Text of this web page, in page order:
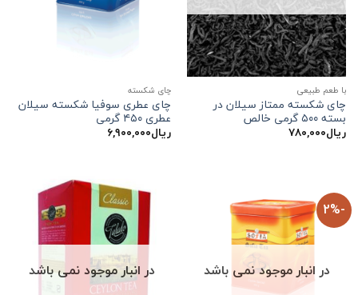
با طعم طبیعی
چای شکسته ممتاز سیلان در
بسته ۵۰۰ گرمی خالص
ریال۷۸۰,۰۰۰
چای شکسته
چای عطری سوفیا شکسته سیلان
عطری ۴۵۰ گرمی
ریال۶,۹۰۰,۰۰۰
-2%
در انبار موجود نمی باشد در انبار موجود نمی باشد